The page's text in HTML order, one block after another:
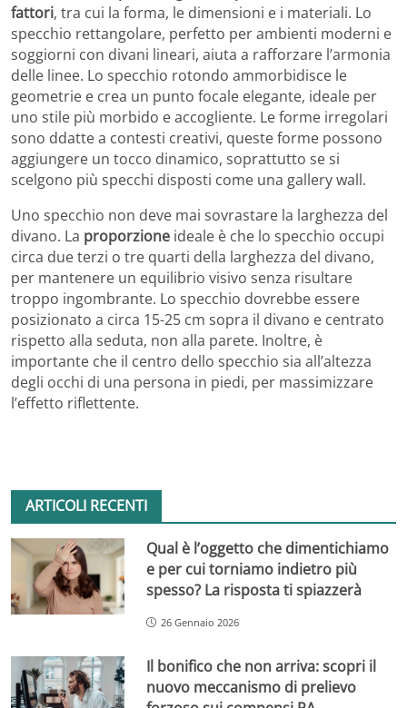
fattori, tra cui la forma, le dimensioni e i materiali. Lo
specchio rettangolare, perfetto per ambienti moderni e
soggiorni con divani lineari, aiuta a rafforzare l’armonia
delle linee. Lo specchio rotondo ammorbidisce le
geometrie e crea un punto focale elegante, ideale per
uno stile più morbido e accogliente. Le forme irregolari
sono ddatte a contesti creativi, queste forme possono
aggiungere un tocco dinamico, soprattutto se si
scelgono più specchi disposti come una gallery wall.
Uno specchio non deve mai sovrastare la larghezza del
divano. La proporzione ideale è che lo specchio occupi
circa due terzi o tre quarti della larghezza del divano,
per mantenere un equilibrio visivo senza risultare
troppo ingombrante. Lo specchio dovrebbe essere
posizionato a circa 15-25 cm sopra il divano e centrato
rispetto alla seduta, non alla parete. Inoltre, è
importante che il centro dello specchio sia all’altezza
degli occhi di una persona in piedi, per massimizzare
l’effetto riflettente.
ARTICOLI RECENTI
Qual è l’oggetto che dimentichiamo
e per cui torniamo indietro più
spesso? La risposta ti spiazzerà
26 Gennaio 2026
Il bonifico che non arriva: scopri il
nuovo meccanismo di prelievo